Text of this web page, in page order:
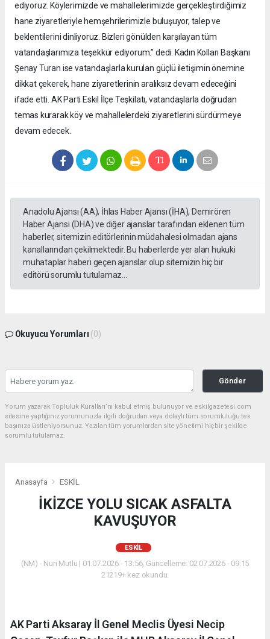
ediyoruz. Köylerimizde ve mahallelerimizde gerçekleştirdiğimiz
hane ziyaretleriyle hemşehrilerimizle buluşuyor, talep ve
beklentilerini dinliyoruz. Bizleri gönülden karşılayan tüm
vatandaşlarımıza teşekkür ediyorum.” dedi. Kadın Kolları Başkanı
Şenay Turan ise vatandaşlarla kurulan güçlü iletişimin önemine
dikkat çekerek, hane ziyaretlerinin aralıksız devam edeceğini
ifade etti. AK Parti Eskil İlçe Teşkilatı, vatandaşlarla doğrudan
temas kurarak köy ve mahallelerdeki ziyaretlerini sürdürmeye
devam edecek.
Anadolu Ajansı (AA), İhlas Haber Ajansı (İHA), Demirören
Haber Ajansı (DHA) ve diğer ajanslar tarafından eklenen tüm
haberler, sitemizin editörlerinin müdahalesi olmadan ajans
kanallarından çekilmektedir. Bu haberlerde yer alan hukuki
muhataplar haberi geçen ajanslar olup sitemizin hiç bir
editörü sorumlu tutulamaz...
Okuyucu Yorumları (0)
Gönder
Yorum yazarak Topluluk Kuralları’nı kabul etmiş bulunuyor ve eskilgazetesi.com
sitesine yaptığınız yorumunuzla ilgili doğrudan veya dolaylı tüm sorumluluğu tek
başınıza üstleniyorsunuz. Yazılan tüm yorumlardan site yönetimi hiçbir şekilde
sorumlu tutulamaz.
Anasayfa ESKİL
İKİZCE YOLU SICAK ASFALTA
KAVUŞUYOR
ESKİL
(NM) - Nuri Mutlu | 01.07.2026 - 13:56, Güncelleme: 02.07.2026 - 09:15
21219+ kez okundu.
AK Parti Aksaray İl Genel Meclis Üyesi Necip